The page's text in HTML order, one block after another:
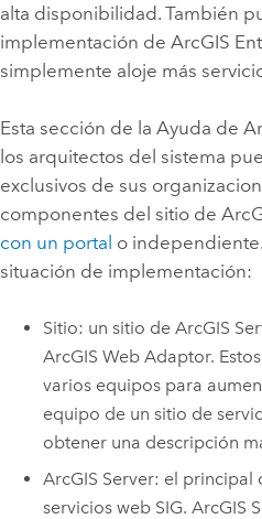
alta disponibilidad. También
implementación deArcGIS
simplemente aloje más
Esta sección de la Ayuda de
los arquitectos del sistema
exclusivos de sus
componentes del sitio de
con un portal o
situación de implementación:
Sitio: un sitio de ArcGIS
ArcGIS Web Adaptor.
varios equipos para
equipo de un sitio de
obtener una descripción
ArcGIS Server: el principal
servicios web SIG. ArcGIS